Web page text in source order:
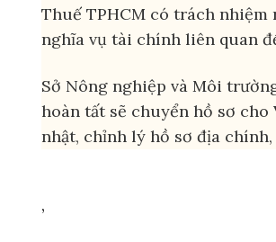
Thuế TPHCM có trách nhiệm
nghĩa vụ tài chính liên quan
Sở Nông nghiệp và Môi
hoàn tất sẽ chuyển hồ sơ
nhật, chỉnh lý hồ sơ địa
,